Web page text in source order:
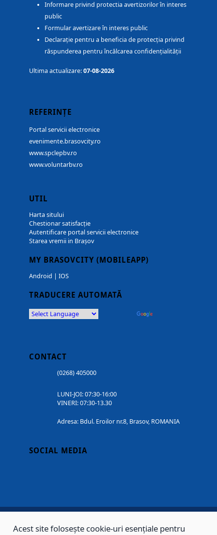
Informare privind protectia avertizorilor în interes
public
Formular avertizare în interes public
Declarație pentru a beneficia de protecția privind
răspunderea pentru încălcarea confidențialității
Ultima actualizare:07-08-2026
REFERINȚE
Portal servicii electronice
evenimente.brasovcity.ro
www.spclepbv.ro
www.voluntarbv.ro
UTIL
Harta sitului
Chestionar satisfacție
Autentificare portal servicii electronice
Starea vremii in Brașov
MY BRASOVCITY (MOBILEAPP)
Android | IOS
TRADUCERE AUTOMATĂ
CONTACT
(0268) 405000
LUNI-JOI: 07:30-16:00
VINERI: 07:30-13.30
Adresa: Bdul. Eroilor nr.8, Brasov, ROMANIA
SOCIAL MEDIA
Acest site folosește cookie-uri esențiale pentru